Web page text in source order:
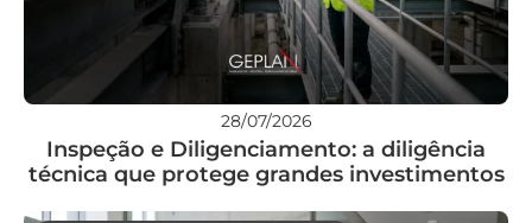
28/07/2026
Inspeção e Diligenciamento: a diligência
técnica que protege grandes investimentos